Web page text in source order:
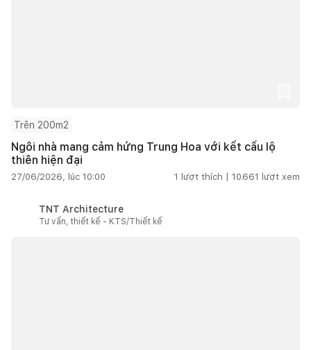
Trên 200m2
Ngôi nhà mang cảm hứng Trung Hoa với kết cấu lộ
thiên hiện đại
27/06/2026, lúc 10:00 1 lượt thích | 10.661 lượt xem
TNT Architecture
Tư vấn, thiết kế - KTS/Thiết kế